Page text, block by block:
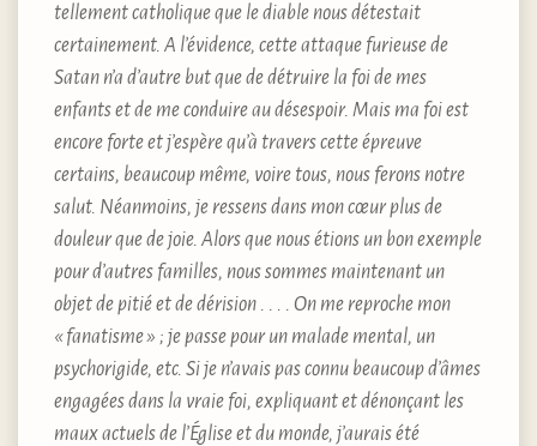
tellement catholique que le diable nous détestait
certainement. A l’évidence, cette attaque furieuse de
Satan n’a d’autre but que de détruire la foi de mes
enfants et de me conduire au désespoir. Mais ma foi est
encore forte et j’espère qu’à travers cette épreuve
certains, beaucoup même, voire tous, nous ferons notre
salut. Néanmoins, je ressens dans mon cœur plus de
douleur que de joie. Alors que nous étions un bon exemple
pour d’autres familles, nous sommes maintenant un
objet de pitié et de dérision . . . . On me reproche mon
« fanatisme» ; je passe pour un malade mental, un
psychorigide, etc. Si je n’avais pas connu beaucoup d’âmes
engagées dans la vraie foi, expliquant et dénonçant les
maux actuels de l’Église et du monde, j’aurais été